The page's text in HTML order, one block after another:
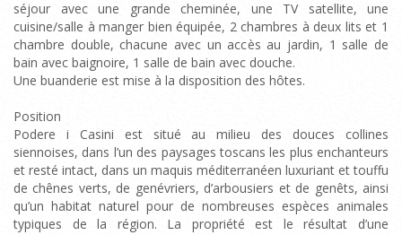
séjour avec une grande cheminée, une TV satellite, une
cuisine/salle à manger bien équipée, 2 chambres à deux lits et 1
chambre double, chacune avec un accès au jardin, 1 salle de
bain avec baignoire, 1 salle de bain avec douche.
Une buanderie est mise à la disposition des hôtes.
Position
Podere i Casini est situé au milieu des douces collines
siennoises, dans l’un des paysages toscans les plus enchanteurs
et resté intact, dans un maquis méditerranéen luxuriant et touffu
de chênes verts, de genévriers, d’arbousiers et de genêts, ainsi
qu’un habitat naturel pour de nombreuses espèces animales
typiques de la région. La propriété est le résultat d’une